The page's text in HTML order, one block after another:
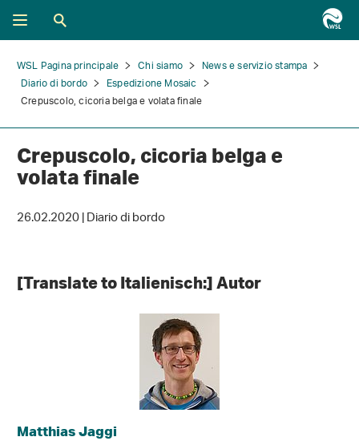
WSL Pagina principale Chi siamo
News e servizio stampa
Diario di bordo
Espedizione Mosaic
Crepuscolo, cicoria belga e volata finale
Crepuscolo, cicoria belga e
volata finale
26.02.2020 | Diario di bordo
[Translate to Italienisch:] Autor
Matthias Jaggi